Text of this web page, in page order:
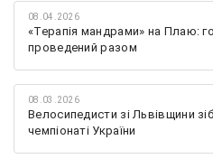
08.04.2026
«Терапія мандрами» на Плаю:
проведений разом
08.03.2026
Велосипедисти зі Львівщини
чемпіонаті України